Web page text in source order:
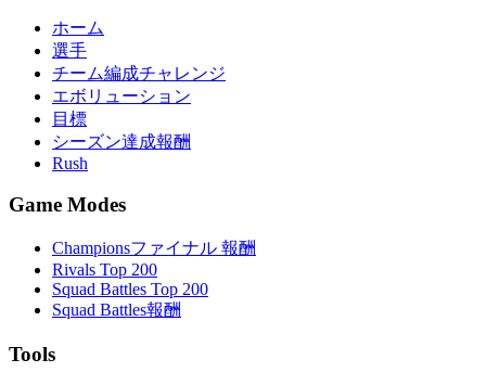
ホーム
選手
チーム編成チャレンジ
エボリューション
目標
シーズン達成報酬
Rush
Game Modes
Championsファイナル 報酬
Rivals Top 200
Squad Battles Top 200
Squad Battles報酬
Tools